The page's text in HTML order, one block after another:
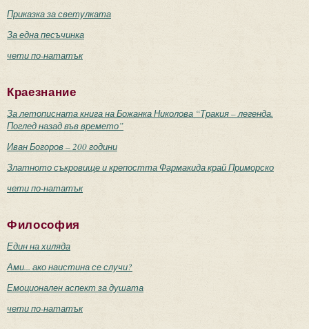
Приказка за светулката
За една песъчинка
чети по-нататък
Краезнание
За летописната книга на Божанка Николова “Тракия – легенда.
Поглед назад във времето”
Иван Богоров – 200 години
Златното съкровище и крепостта Фармакида край Приморско
чети по-нататък
Философия
Един на хиляда
Ами... ако наистина се случи?
Емоционален аспект за душата
чети по-нататък